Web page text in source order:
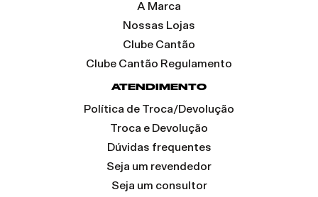
A Marca
Nossas Lojas
Clube Cantão
Clube Cantão Regulamento
ATENDIMENTO
Política de Troca/Devolução
Troca e Devolução
Dúvidas frequentes
Seja um revendedor
Seja um consultor